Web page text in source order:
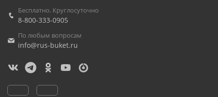
Бесплатно. Круглосуточно
8-800-333-0905
По любым вопросам
info@rus-buket.ru